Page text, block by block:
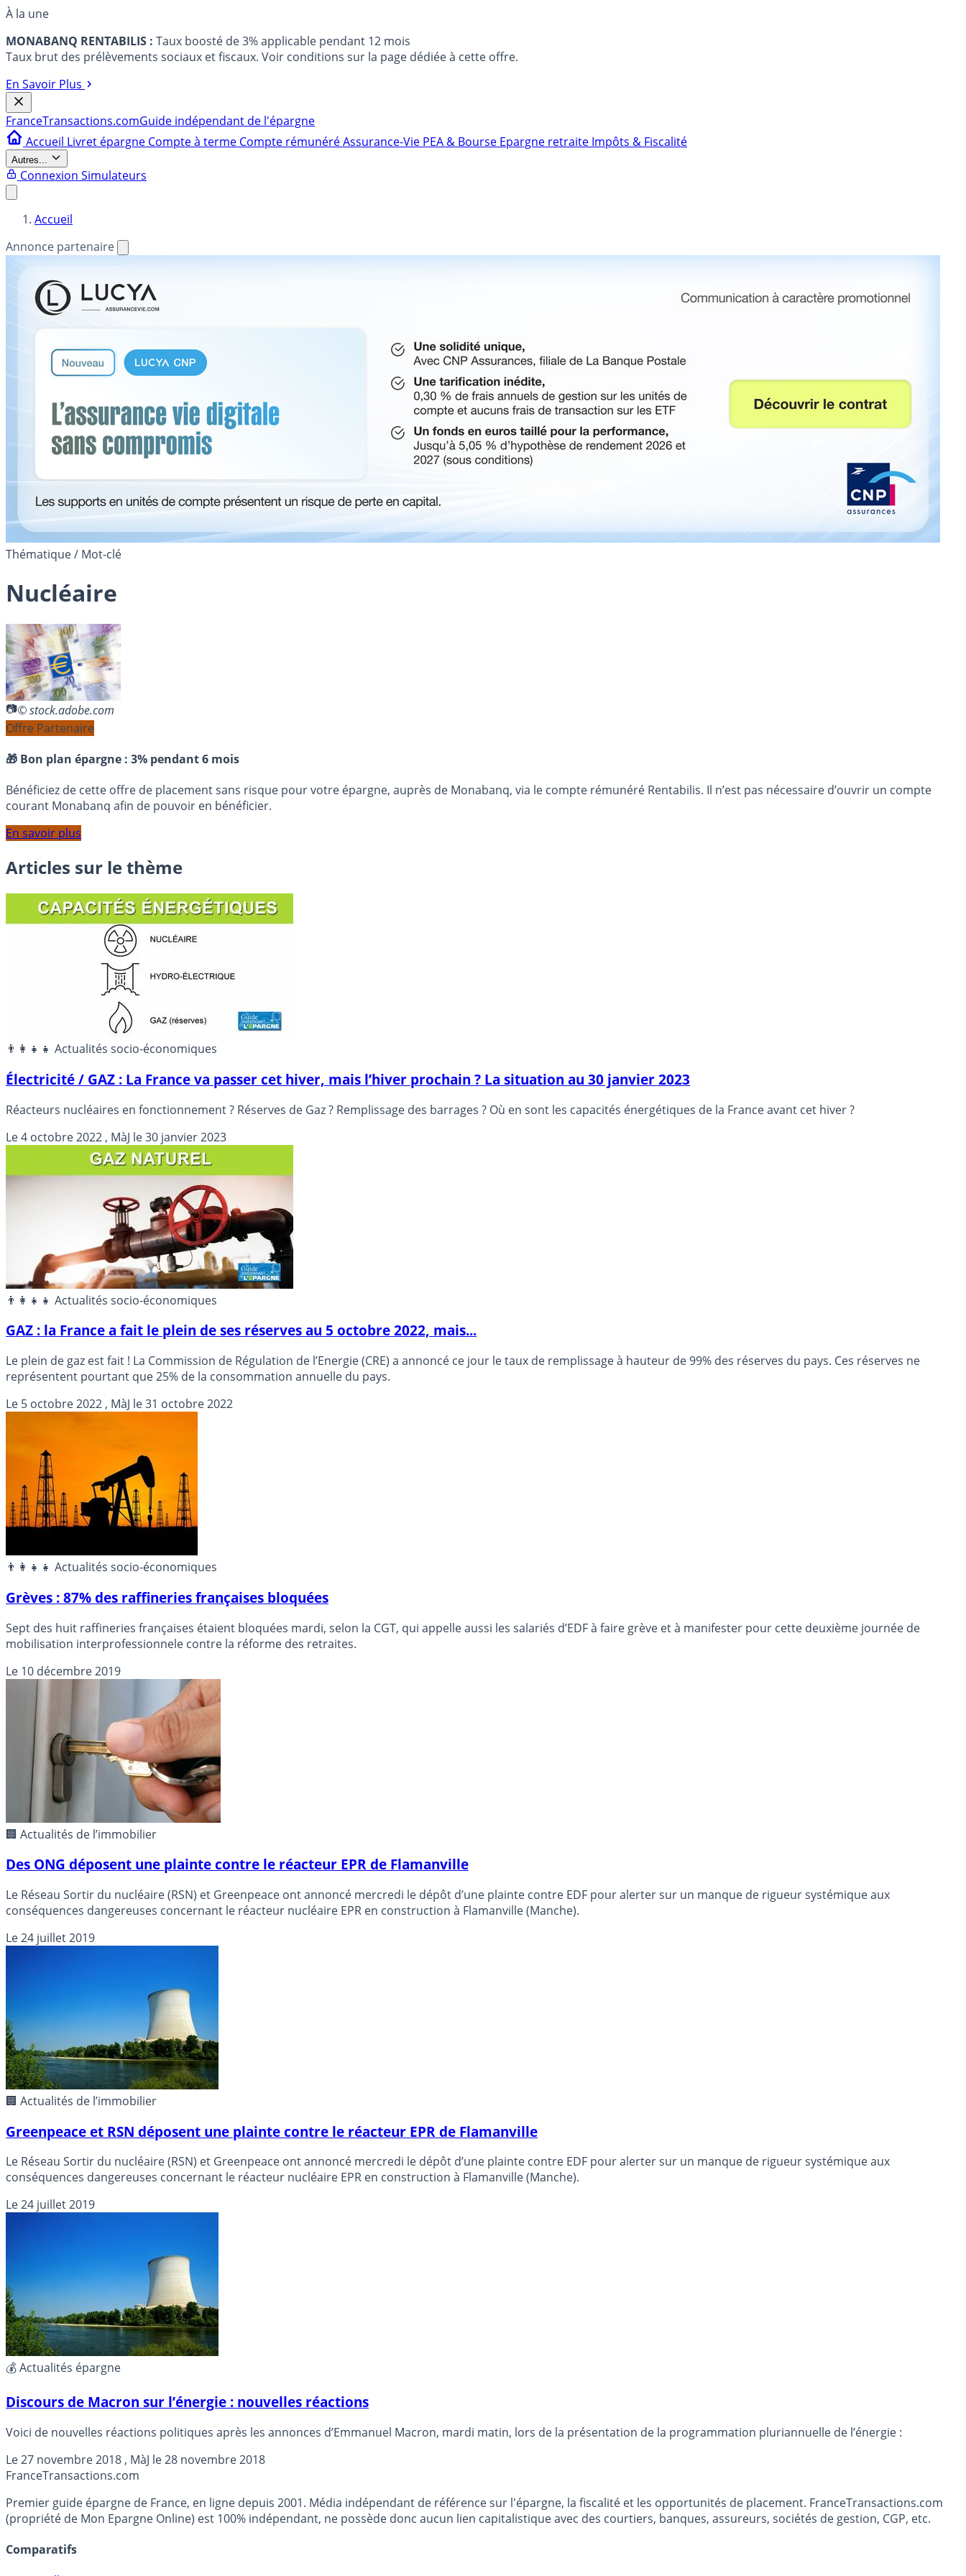
À la une
MONABANQ RENTABILIS : Taux boosté de 3% applicable pendant 12 mois
Taux brut des prélèvements sociaux et fiscaux. Voir conditions sur la page dédiée à cette offre.
En Savoir Plus
FranceTransactions.comGuide indépendant de l'épargne
Accueil Livret épargne Compte à terme Compte rémunéréAssurance-Vie PEA & Bourse Epargne retraite Impôts & Fiscalité
Autres...
Connexion Simulateurs
Accueil
Annonce partenaire
Thématique / Mot-clé
Nucléaire
© stock.adobe.com
Offre Partenaire
🎁 Bon plan épargne : 3% pendant 6 mois
Bénéficiez de cette offre de placement sans risque pour votre épargne, auprès de Monabanq, via le compte rémunéré Rentabilis. Il n’est pas nécessaire d’ouvrir un compte
courant Monabanq afin de pouvoir en bénéficier.
En savoir plus
Articles sur le thème
👨‍👩‍👧‍👧 Actualités socio-économiques
Électricité / GAZ : La France va passer cet hiver, mais l’hiver prochain ? La situation au 30 janvier 2023
Réacteurs nucléaires en fonctionnement ? Réserves de Gaz ? Remplissage des barrages ? Où en sont les capacités énergétiques de la France avant cet hiver ?
Le4 octobre 2022 , MàJ le30 janvier 2023
👨‍👩‍👧‍👧 Actualités socio-économiques
GAZ : la France a fait le plein de ses réserves au 5 octobre 2022, mais...
Le plein de gaz est fait ! La Commission de Régulation de l’Energie (CRE) a annoncé ce jour le taux de remplissage à hauteur de 99% des réserves du pays. Ces réserves ne
représentent pourtant que 25% de la consommation annuelle du pays.
Le 5 octobre 2022 , MàJ le31 octobre 2022
👨‍👩‍👧‍👧 Actualités socio-économiques
Grèves : 87% des raffineries françaises bloquées
Sept des huit raffineries françaises étaient bloquées mardi, selon la CGT, qui appelle aussi les salariés d’EDF à faire grève et à manifester pour cette deuxième journée de
mobilisation interprofessionnele contre la réforme des retraites.
Le 10 décembre 2019
🏢 Actualités de l’immobilier
Des ONG déposent une plainte contre le réacteur EPR de Flamanville
Le Réseau Sortir du nucléaire (RSN) et Greenpeace ont annoncé mercredi le dépôt d’une plainte contre EDF pour alerter sur un manque de rigueur systémique aux
conséquences dangereuses concernant le réacteur nucléaire EPR en construction à Flamanville (Manche).
Le24 juillet 2019
🏢 Actualités de l’immobilier
Greenpeace et RSN déposent une plainte contre le réacteur EPR de Flamanville
Le Réseau Sortir du nucléaire (RSN) et Greenpeace ont annoncé mercredi le dépôt d’une plainte contre EDF pour alerter sur un manque de rigueur systémique aux
conséquences dangereuses concernant le réacteur nucléaire EPR en construction à Flamanville (Manche).
Le24 juillet 2019
💰 Actualités épargne
Discours de Macron sur l’énergie : nouvelles réactions
Voici de nouvelles réactions politiques après les annonces d’Emmanuel Macron, mardi matin, lors de la présentation de la programmation pluriannuelle de l’énergie :
Le27 novembre 2018 , MàJ le28 novembre 2018
FranceTransactions.com
Premier guide épargne de France, en ligne depuis 2001. Média indépendant de référence sur l'épargne, la fiscalité et les opportunités de placement. FranceTransactions.com
(propriété de Mon Epargne Online) est 100% indépendant, ne possède donc aucun lien capitalistique avec des courtiers, banques, assureurs, sociétés de gestion, CGP, etc.
Comparatifs